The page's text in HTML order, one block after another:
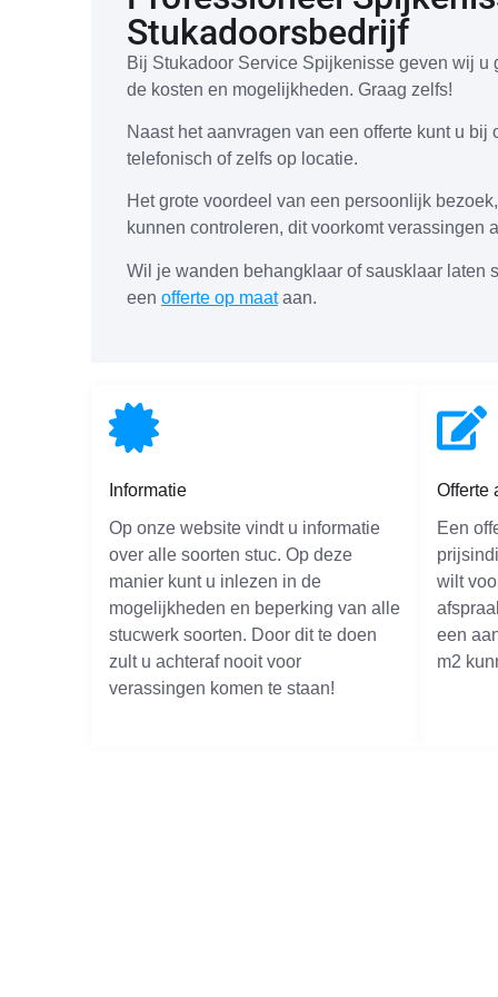
Stukadoorsbedrijf
Bij Stukadoor Service Spijkenisse geven wij u
de kosten en mogelijkheden. Graag zelfs!
Naast het aanvragen van een offerte kunt u bij
telefonisch of zelfs op locatie.
Het grote voordeel van een persoonlijk
kunnen controleren, dit voorkomt verassingen
Wil je wanden behangklaar of sausklaar laten
een offerte op maataan.
Informatie
Op onze website vindt u informatie
over alle soorten stuc. Op deze
manier kunt u inlezen in de
mogelijkheden en beperking van alle
stucwerk soorten. Door dit te doen
zult u achteraf nooit voor
verassingen komen te staan!
Offerte
Een
wilt
een
m2